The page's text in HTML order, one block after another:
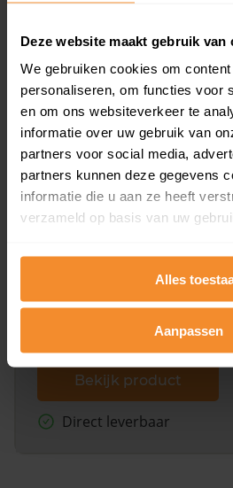
Deze website maakt gebruik van
We gebruiken cookies om
personaliseren, om functies voor
en om ons websiteverkeer te
informatie over uw gebruik van
partners voor social media,
partners kunnen deze gegevens
informatie die u aan ze heeft
verzameld op basis van uw
Alles
Aanpassen
Bekijk product
Direct leverbaar
Kadastrale kaart pakket
Alleen globale ligging perceel
Een uitgebreid overzicht van
omliggende percelen met de
Bekijk product
Direct leverbaar